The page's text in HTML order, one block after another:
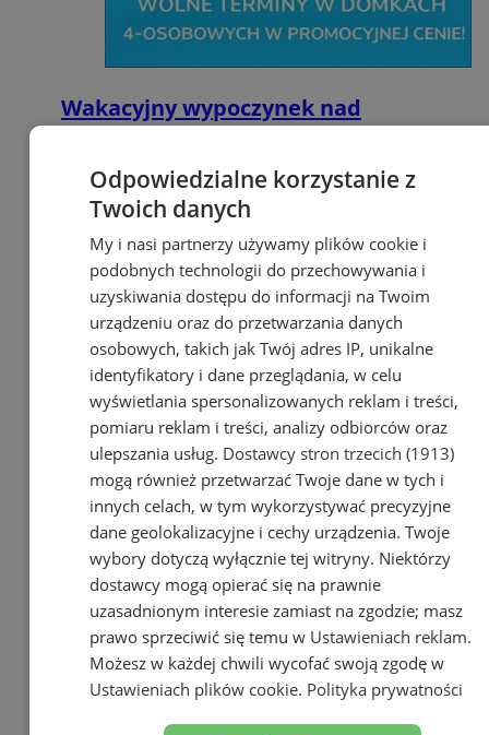
Wakacyjny wypoczynek nad
Bałtykiem w domkach
Odpowiedzialne korzystanie z
Twoich danych
My i nasi partnerzy używamy plików cookie i
podobnych technologii do przechowywania i
uzyskiwania dostępu do informacji na Twoim
urządzeniu oraz do przetwarzania danych
osobowych, takich jak Twój adres IP, unikalne
identyfikatory i dane przeglądania, w celu
wyświetlania spersonalizowanych reklam i treści,
pomiaru reklam i treści, analizy odbiorców oraz
ulepszania usług. Dostawcy stron trzecich (1913)
mogą również przetwarzać Twoje dane w tych i
innych celach, w tym wykorzystywać precyzyjne
dane geolokalizacyjne i cechy urządzenia. Twoje
wybory dotyczą wyłącznie tej witryny. Niektórzy
dostawcy mogą opierać się na prawnie
uzasadnionym interesie zamiast na zgodzie; masz
prawo sprzeciwić się temu w Ustawieniach reklam.
Możesz w każdej chwili wycofać swoją zgodę w
Ustawieniach plików cookie. Polityka prywatności